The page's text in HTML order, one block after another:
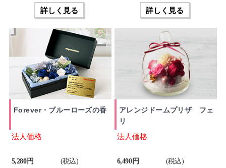
詳しく見る 詳しく見る
Forever・ブルーローズの香
法人価格
5,280 円 (税込)
アレンジドームプリザ フェ
リ
法人価格
6,490 円 (税込)